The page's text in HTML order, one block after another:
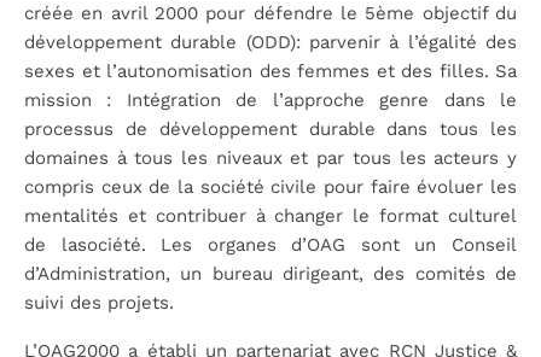
créée en avril 2000 pour défendre le 5ème objectif du
développement durable (ODD): parvenir à l’égalité des
sexes et l’autonomisation des femmes et des filles. Sa
mission : Intégration de l’approche genre dans le
processus de développement durable dans tous les
domaines à tous les niveaux et par tous les acteurs y
compris ceux de la société civile pour faire évoluer les
mentalités et contribuer à changer le format culturel
de lasociété. Les organes d’OAG sont un Conseil
d’Administration, un bureau dirigeant, des comités de
suivi des projets.
L’OAG2000 a établi un partenariat avec RCN Justice &